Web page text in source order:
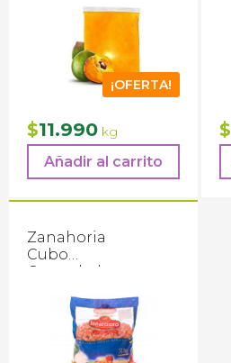
¡OFERTA!
El
precio
original
$11.990El
precio
actual
kg
Añadir al carrito
$
Zanahoria
Cubo
Congelada